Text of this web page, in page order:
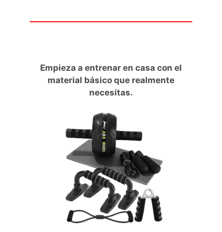
Empieza a entrenar en casa con el
material básico que realmente
necesitas.